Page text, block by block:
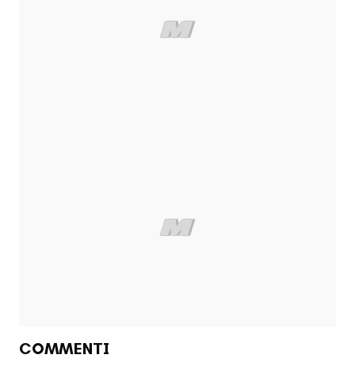
COMMENTI